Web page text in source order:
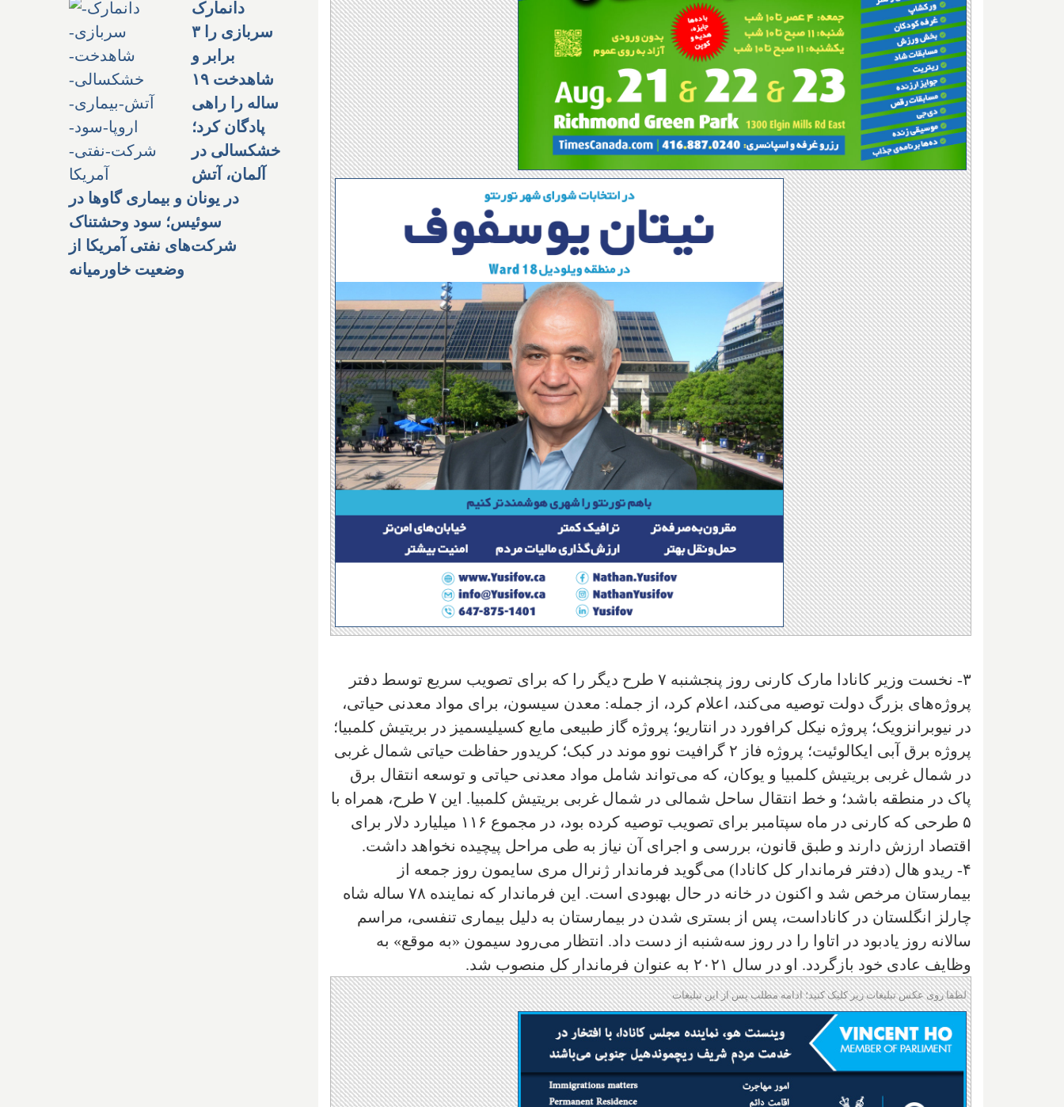
۳- نخست وزیر کانادا مارک کارنی روز پنجشنبه ۷ طرح دیگر را که برای تصویب سریع توسط دفتر
پروژه‌های بزرگ دولت توصیه می‌کند، اعلام کرد، از جمله: معدن سیسون، برای مواد معدنی حیاتی،
در نیوبرانزویک؛ پروژه نیکل کرافورد در انتاریو؛ پروژه گاز طبیعی مایع کسیلیسمیز در بریتیش کلمبیا؛
پروژه برق آبی ایکالوئیت؛ پروژه فاز ۲ گرافیت نوو موند در کبک؛ کریدور حفاظت حیاتی شمال غربی
در شمال غربی بریتیش کلمبیا و یوکان، که می‌تواند شامل مواد معدنی حیاتی و توسعه انتقال برق
پاک در منطقه باشد؛ و خط انتقال ساحل شمالی در شمال غربی بریتیش کلمبیا. این ۷ طرح، همراه با
۵ طرحی که کارنی در ماه سپتامبر برای تصویب توصیه کرده بود، در مجموع ۱۱۶ میلیارد دلار برای
اقتصاد ارزش دارند و طبق قانون، بررسی و اجرای آن نیاز به طی مراحل پیچیده نخواهد داشت.
۴- ریدو هال (دفتر فرماندار کل کانادا) می‌گوید فرماندار ژنرال مری سایمون روز جمعه از
بیمارستان مرخص شد و اکنون در خانه در حال بهبودی است. این فرماندار که نماینده ۷۸ ساله شاه
چارلز انگلستان در کاناداست، پس از بستری شدن در بیمارستان به دلیل بیماری تنفسی، مراسم
سالانه روز یادبود در اتاوا را در روز سه‌شنبه از دست داد. انتظار می‌رود سیمون «به موقع» به
وظایف عادی خود بازگردد. او در سال ۲۰۲۱ به عنوان فرماندار کل منصوب شد.
لطفا روی عکس تبلیغات زیر کلیک کنید؛ ادامه مطلب پس از این تبلیغات
دانمارک
سربازی را ۳
برابر و
شاهدخت ۱۹
ساله را راهی
پادگان کرد؛
خشکسالی در
آلمان، آتش
در یونان و بیماری گاوها در
سوئیس؛ سود وحشتناک
شرکت‌های نفتی آمریکا از
وضعیت خاورمیانه